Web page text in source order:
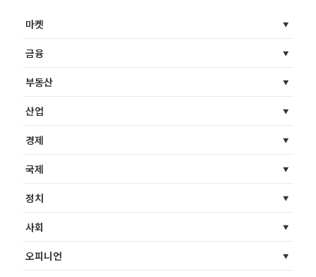
마켓
금융
부동산
산업
경제
국제
정치
사회
오피니언